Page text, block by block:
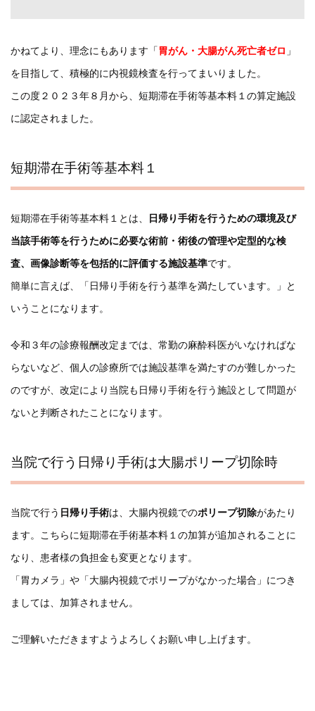
かねてより、理念にもあります「 胃がん・大腸がん死亡者ゼロ 」
を目指して、積極的に内視鏡検査を行ってまいりました。
この度２０２３年８月から、短期滞在手術等基本料１の算定施設
に認定されました。
短期滞在手術等基本料１
短期滞在手術等基本料１とは、 日帰り手術を行うための環境及び
当該手術等を行うために必要な術前・術後の管理や定型的な検
査、画像診断等を包括的に評価する施設基準です。
簡単に言えば、「日帰り手術を行う基準を満たしています。」と
いうことになります。
令和３年の診療報酬改定までは、常勤の麻酔科医がいなければな
らないなど、個人の診療所では施設基準を満たすのが難しかった
のですが、改定により当院も日帰り手術を行う施設として問題が
ないと判断されたことになります。
当院で行う日帰り手術は大腸ポリープ切除時
当院で行う 日帰り手術は、大腸内視鏡でのポリープ切除があたり
ます。こちらに短期滞在手術基本料１の加算が追加されることに
なり、患者様の負担金も変更となります。
「胃カメラ」や「大腸内視鏡でポリープがなかった場合」につき
ましては、加算されません。
ご理解いただきますようよろしくお願い申し上げます。